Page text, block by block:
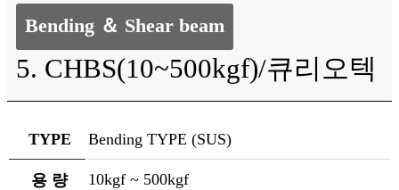
Bending ＆ Shear beam
5. CHBS(10~500kgf)/큐리오텍
TYPE Bending TYPE (SUS)
용 량 10kgf ~ 500kgf